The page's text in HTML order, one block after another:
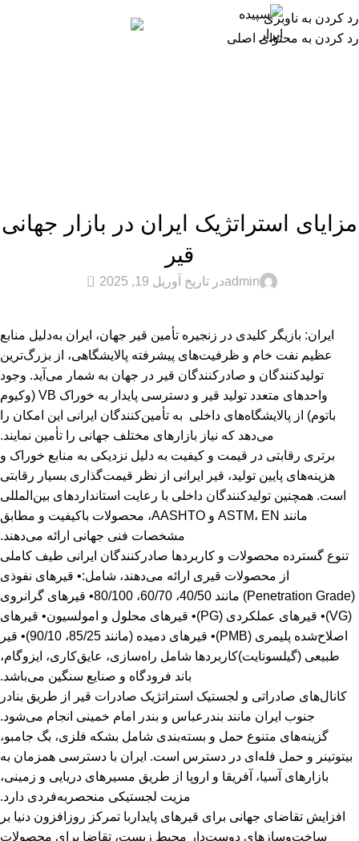
رد کردن به ناوبری
رد کردن به محتوای اصلی
مزایای استراتژیک ایران در بازار جهانی
قیر
adminدر تاریخ آوریل 19, 2025 0
ایران: بازیگر کلیدی در زنجیره تأمین قیر جهان، ایران به‌دلیل منابع
عظیم نفت خام و ظرفیت‌های پیشرفته پالایشگاهی، از بزرگ‌ترین
تولیدکنندگان و صادرکنندگان قیر در جهان به شمار می‌آید. وجود
واحدهای متعدد تولید قیر و دسترسی پایدار به خوراک VB (وکیوم
باتوم) از پالایشگاه‌های داخلی به تأمین‌کنندگان ایرانی این امکان را
می‌دهد که نیاز بازارهای مختلف جهانی را تأمین نمایند.
برتری رقابتی در قیمت و کیفیت به‌ دلیل نزدیکی به منابع خوراک و
هزینه‌های پایین تولید، قیر ایرانی از نظر قیمت‌گذاری بسیار رقابتی
است. همچنین تولیدکنندگان داخلی با رعایت استانداردهای بین‌المللی
مانند ASTM، EN و AASHTO، محصولات باکیفیت و مطابق
مشخصات فنی جهانی ارائه می‌دهند.
تنوع گسترده محصولات و کاربردها صادرکنندگان ایرانی طیف کاملی
از محصولات قیری ارائه می‌دهند، شامل:• قیرهای نفوذی
(Penetration Grade) مانند 40/50، 60/70، 80/100• قیرهای گرانروی
(VG)• قیرهای عملکردی (PG)• قیرهای محلول و امولسیون• قیرهای
اصلاح‌شده پلیمری (PMB)• قیرهای دمیده (مانند 85/25، 90/10)• قیر
طبیعی (گیلسونایت)کاربردها شامل راه‌سازی، عایق‌کاری، ایزوگام،
باند فرودگاه و صنایع سنگین می‌باشد.
کانال‌های صادراتی و لجستیک استراتژیک صادرات قیر از طریق بنادر
جنوب ایران مانند بندرعباس و بندر امام خمینی انجام می‌شود.
گزینه‌های متنوع حمل و بسته‌بندی شامل بشکه فلزی، بگ جامبو،
بیتوتینر و حمل فله‌ای در دسترس است. ایران با دسترسی همزمان به
بازارهای آسیا، آفریقا و اروپا از طریق مسیرهای دریایی و زمینی،
مزیت لجستیکی منحصربه‌فردی دارد.
افزایش تقاضای جهانی برای قیرهای پایداربا تمرکز روزافزون دنیا بر
ساخت‌وسازهای دوست‌دار محیط زیست، تقاضا برای محصولات